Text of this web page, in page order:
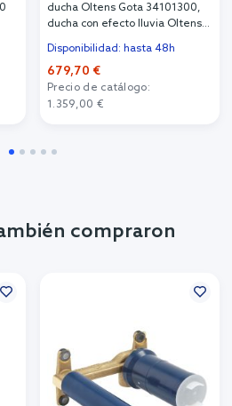
ducha Oltens Gota 34101300,
ducha con efecto lluvia Oltens
39303300, 37103300,
37200300
Disponibilidad: hasta 48h
679,70 €
Precio de catálogo:
1.359,00 €
compraron